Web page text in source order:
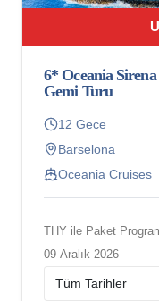
6* Oceania
Gemi Turu
12 Gece
Barselona
Oceania Cruises
THY ile Paket
09 Aralık 2026